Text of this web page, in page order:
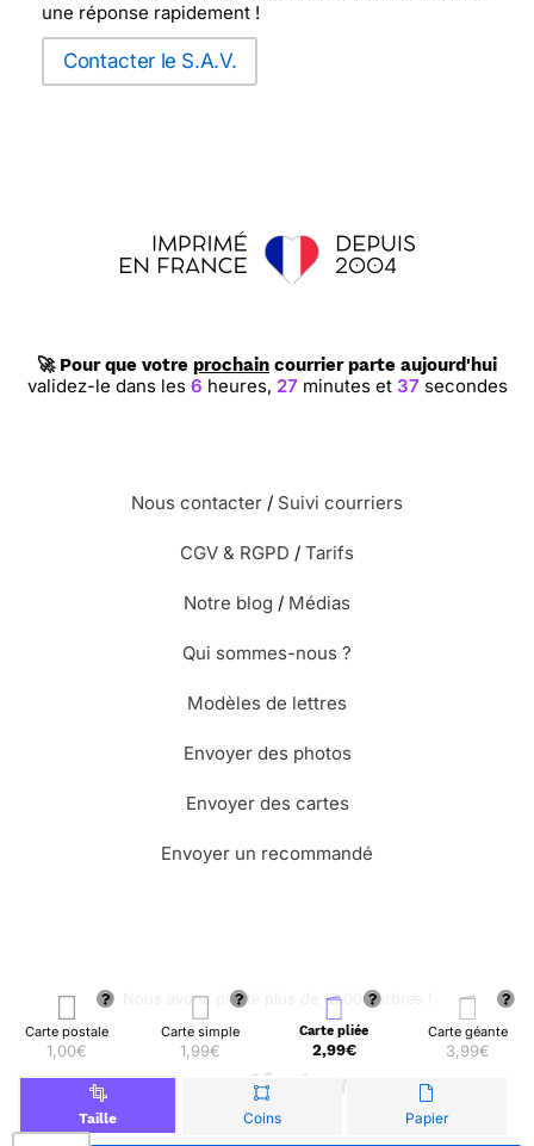
Carte postale
1,00€
Carte simple
1,99€
Carte pliée
2,99€
Carte géante
3,99€
Taille Coins Papier
une réponse rapidement !
Contacter le S.A.V.
🚀 Pour que votre prochain courrier parte aujourd'hui
validez-le dans les 6 heures, 27 minutes et 37 secondes
Nous contacter / Suivi courriers
CGV & RGPD / Tarifs
Notre blog / Médias
Qui sommes-nous ?
Modèles de lettres
Envoyer des photos
Envoyer des cartes
Envoyer un recommandé
🌳 Nous avons planté plus de 13.000 arbres !
© Merci Facteur